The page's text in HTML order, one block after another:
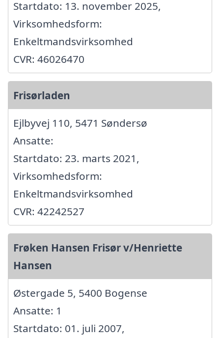
Startdato: 13. november 2025,
Virksomhedsform:
Enkeltmandsvirksomhed
CVR: 46026470
Frisørladen
Ejlbyvej 110, 5471 Søndersø
Ansatte:
Startdato: 23. marts 2021,
Virksomhedsform:
Enkeltmandsvirksomhed
CVR: 42242527
Frøken Hansen Frisør v/Henriette
Hansen
Østergade 5, 5400 Bogense
Ansatte: 1
Startdato: 01. juli 2007,